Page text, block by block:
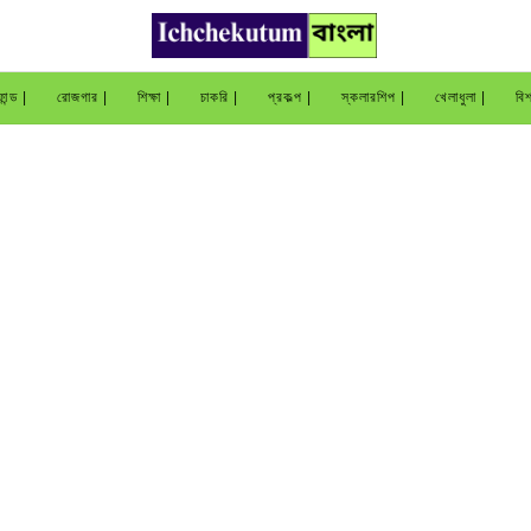
| রোজগার | শিক্ষা | চাকরি | প্রকল্প | স্কলারশিপ | খেলাধুলা |